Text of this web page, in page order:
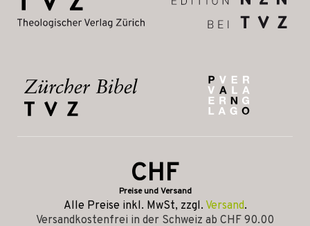
CHF
Preise und Versand
Alle Preise inkl. MwSt, zzgl. Versand.
Versandkostenfrei in der Schweiz ab CHF 90.00